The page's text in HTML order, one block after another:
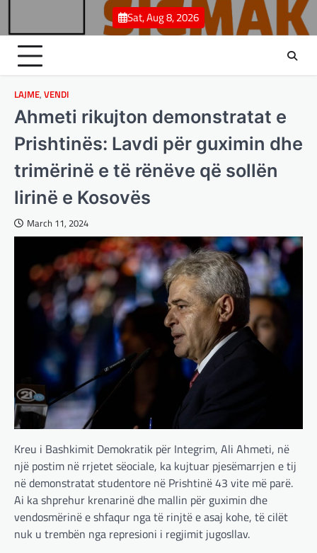
content
Sat, Aug 8, 2026
LAJME, VENDI
Ahmeti rikujton demonstratat e
Prishtinës: Lavdi për guximin dhe
trimërinë e të rënëve që sollën
lirinë e Kosovës
March 11, 2024
Kreu i Bashkimit Demokratik për Integrim, Ali Ahmeti, në
një postim në rrjetet sëociale, ka kujtuar pjesëmarrjen e tij
në demonstratat studentore në Prishtinë 43 vite më parë.
Ai ka shprehur krenarinë dhe mallin për guximin dhe
vendosmërinë e shfaqur nga të rinjtë e asaj kohe, të cilët
nuk u trembën nga represioni i regjimit jugosllav.